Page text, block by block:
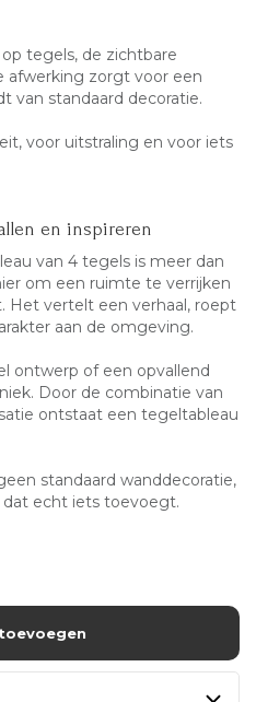
tegels, de zichtbare
afwerking zorgt voor een
van standaard decoratie.
voor uitstraling en voor iets
en inspireren
van 4 tegels is meer dan
om een ruimte te verrijken
Het vertelt een verhaal, roept
aan de omgeving.
ontwerp of een opvallend
Door de combinatie van
ontstaat een tegeltableau
standaard wanddecoratie,
echt iets toevoegt.